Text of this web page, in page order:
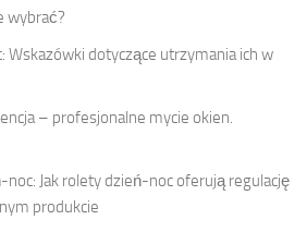
wybrać?
Wskazówki dotyczące utrzymania ich w
– profesjonalne mycie okien.
Jak rolety dzień-noc oferują regulację
produkcie